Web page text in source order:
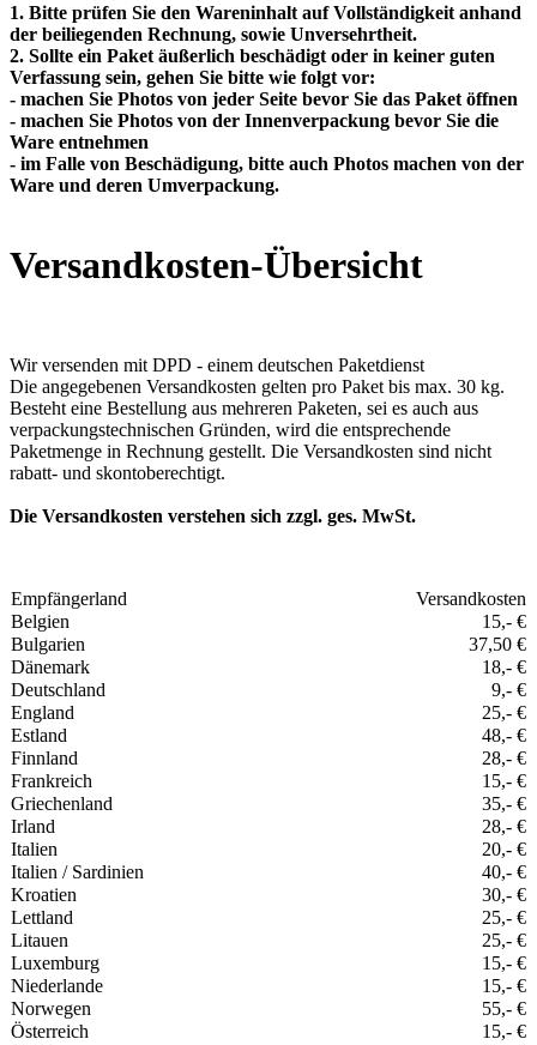
1. Bitte prüfen Sie den Wareninhalt auf Vollständigkeit anhand
der beiliegenden Rechnung, sowie Unversehrtheit.
2. Sollte ein Paket äußerlich beschädigt oder in keiner guten
Verfassung sein, gehen Sie bitte wie folgt vor:
- machen Sie Photos von jeder Seite bevor Sie das Paket öffnen
- machen Sie Photos von der Innenverpackung bevor Sie die
Ware entnehmen
- im Falle von Beschädigung, bitte auch Photos machen von der
Ware und deren Umverpackung.
Versandkosten-Übersicht
Wir versenden mit DPD - einem deutschen Paketdienst
Die angegebenen Versandkosten gelten pro Paket bis max. 30 kg.
Besteht eine Bestellung aus mehreren Paketen, sei es auch aus
verpackungstechnischen Gründen, wird die entsprechende
Paketmenge in Rechnung gestellt. Die Versandkosten sind nicht
rabatt- und skontoberechtigt.
Die Versandkosten verstehen sich zzgl. ges. MwSt.
Empfängerland
Versandkosten
Belgien
15,- €
Bulgarien
37,50 €
Dänemark
18,- €
Deutschland
9,- €
England
25,- €
Estland
48,- €
Finnland
28,- €
Frankreich
15,- €
Griechenland
35,- €
Irland
28,- €
Italien
20,- €
Italien / Sardinien
40,- €
Kroatien
30,- €
Lettland
25,- €
Litauen
25,- €
Luxemburg
15,- €
Niederlande
15,- €
Norwegen
55,- €
Österreich
15,- €